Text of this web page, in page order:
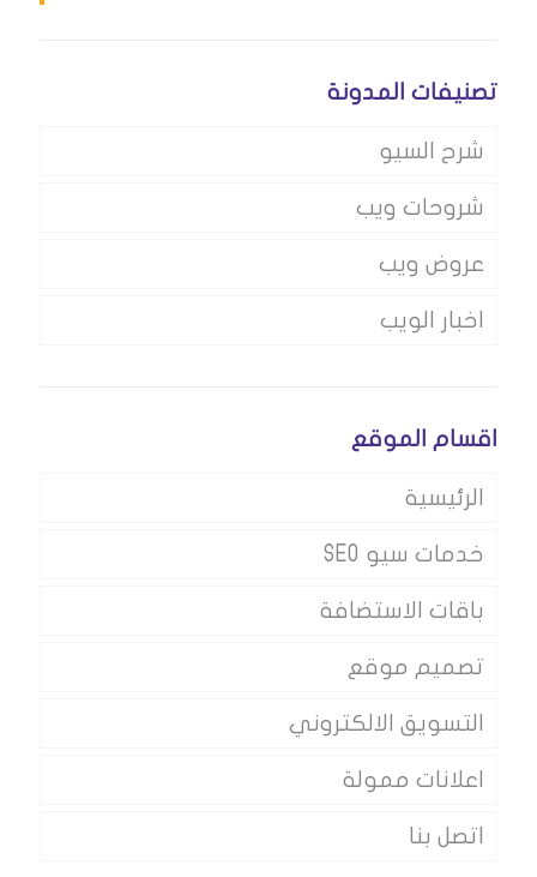
تصنيفات المدونة
شرح السيو
شروحات ويب
عروض ويب
اخبار الويب
اقسام الموقع
الرئيسية
خدمات سيو SEO
باقات الاستضافة
تصميم موقع
التسويق الالكتروني
اعلانات ممولة
اتصل بنا